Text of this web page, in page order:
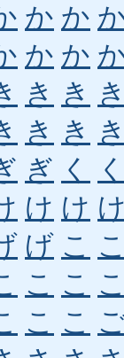
か か
か か
き き
き き
ぎ く
け け
げ こ
こ こ
こ こ